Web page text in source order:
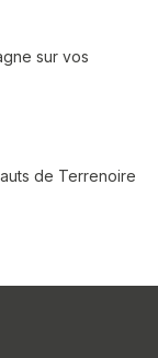
sur vos
de Terrenoire